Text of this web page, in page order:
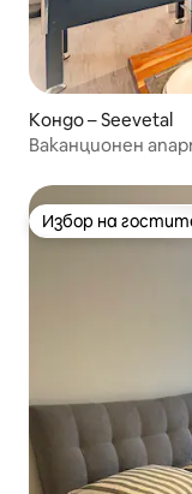
Кондо – Seevetal
Ваканционен
Избор на
Избор на